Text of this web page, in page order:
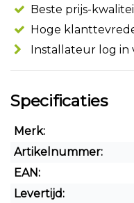
Beste prijs-
Hoge
Installateur log in
Specificaties
Merk:
Artikelnummer:
EAN:
Levertijd: